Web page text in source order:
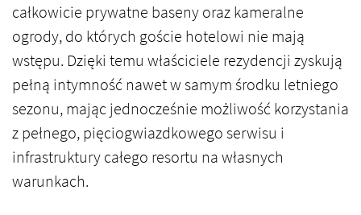
całkowicie prywatne baseny oraz kameralne
ogrody, do których goście hotelowi nie mają
wstępu. Dzięki temu właściciele rezydencji zyskują
pełną intymność nawet w samym środku letniego
sezonu, mając jednocześnie możliwość korzystania
z pełnego, pięciogwiazdkowego serwisu i
infrastruktury całego resortu na własnych
warunkach.